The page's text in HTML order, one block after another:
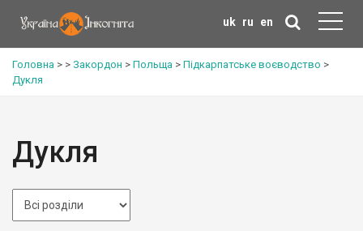
uk ru en
Головна > > Закордон > Польща > Підкарпатське воєводство >
Дукля
Дукля